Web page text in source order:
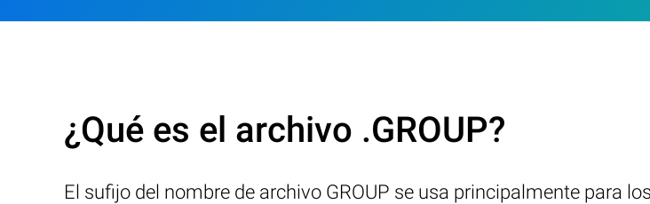
¿Qué es el archivo .GROUP?
El sufijo del nombre de archivo GROUP se usa principalmente para